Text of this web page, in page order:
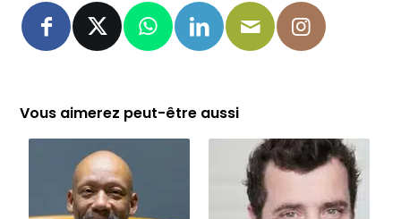
Vous aimerez peut-être aussi